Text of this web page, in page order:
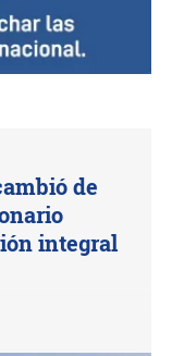
de
integral